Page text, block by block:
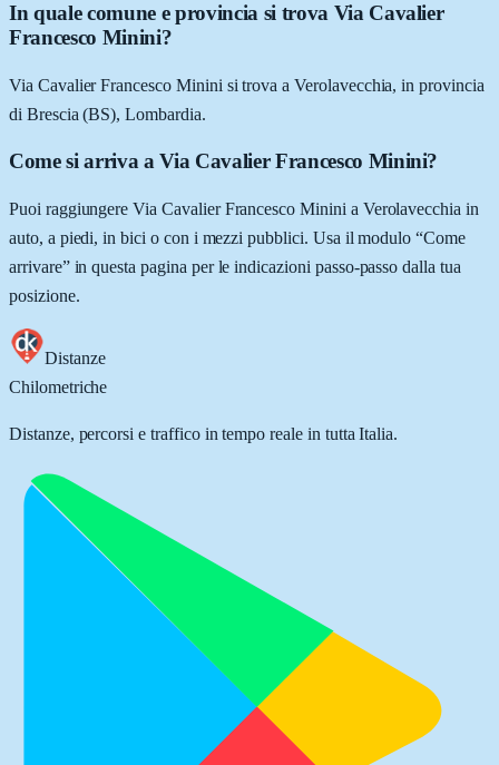
In quale comune e provincia si trova Via Cavalier
Francesco Minini?
Via Cavalier Francesco Minini si trova a Verolavecchia, in provincia
di Brescia (BS), Lombardia.
Come si arriva a Via Cavalier Francesco Minini?
Puoi raggiungere Via Cavalier Francesco Minini a Verolavecchia in
auto, a piedi, in bici o con i mezzi pubblici. Usa il modulo “Come
arrivare” in questa pagina per le indicazioni passo-passo dalla tua
posizione.
Distanze
Chilometriche
Distanze, percorsi e traffico in tempo reale in tutta Italia.